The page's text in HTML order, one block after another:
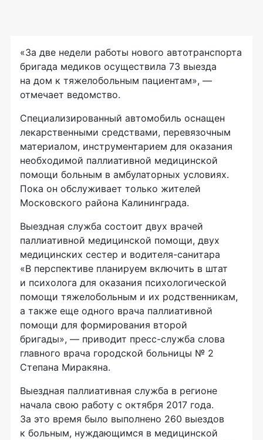
«За две недели работы нового автотранспорта
бригада медиков осуществила 73 выезда
на дом к тяжелобольным пациентам», —
отмечает ведомство.
Специализированный автомобиль оснащен
лекарственными средствами, перевязочным
материалом, инструментарием для оказания
необходимой паллиативной медицинской
помощи больным в амбулаторных условиях.
Пока он обслуживает только жителей
Московского района Калининграда.
Выездная служба состоит двух врачей
паллиативной медицинской помощи, двух
медицинских сестер и водителя-санитара
«В перспективе планируем включить в штат
и психолога для оказания психологической
помощи тяжелобольным и их родственникам,
а также еще одного врача паллиативной
помощи для формирования второй
бригады», — приводит пресс-служба слова
главного врача городской больницы № 2
Степана Миракяна.
Выездная паллиативная служба в регионе
начала свою работу с октября 2017 года.
За это время было выполнено 260 выездов
к больным, нуждающимся в медицинской